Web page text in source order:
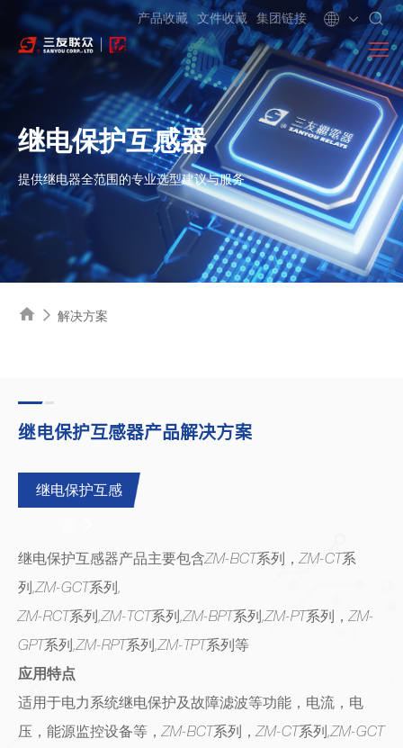
产品收藏 文件收藏 集团链接
继电保护互感器
提供继电器全范围的专业选型建议与服务
解决方案
继电保护互感器产品解决方案
继电保护互感
继电保护互感器产品主要包含ZM-BCT系列，ZM-CT系
列,ZM-GCT系列,
ZM-RCT系列,ZM-TCT系列,ZM-BPT系列,ZM-PT系列，ZM-
GPT系列,ZM-RPT系列,ZM-TPT系列等
应用特点
适用于电力系统继电保护及故障滤波等功能，电流，电
压，能源监控设备等，ZM-BCT系列，ZM-CT系列,ZM-GCT